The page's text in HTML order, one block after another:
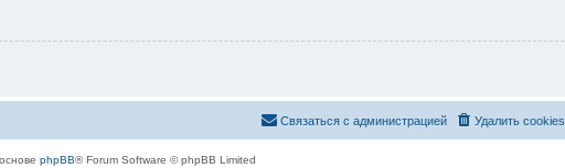
Удалить cookies
Связаться с администрацией
phpBB® Forum Software © phpBB Limited